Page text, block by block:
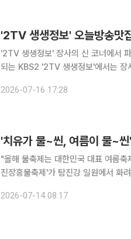
'2TV 생생정보' 장사의 신 코너에서 파
되는 KBS2 '2TV 생생정보'에서는
2026-07-16 17:28
'치유가 물~씬, 여름이 물~
"올해 물축제는 대한민국 대표 여름축제로 정성껏 준비
진장흥물축제'가 탐진강 일원에서 화려한 막
드랜드, 탐진강, 빠삐용zip 일원에서
2026-07-14 08:17